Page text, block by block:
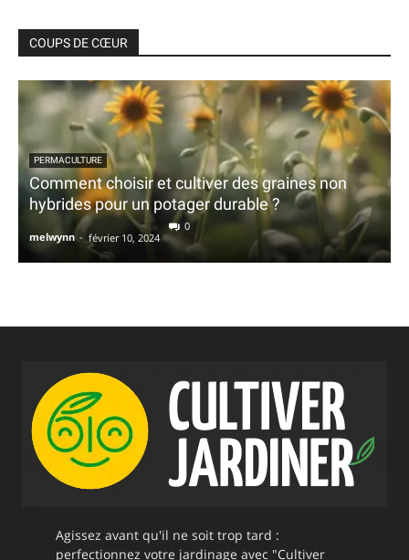
COUPS DE CŒUR
PERMACULTURE
Comment choisir et cultiver des graines non
hybrides pour un potager durable ?
melwynn - février 10, 2024
0
Agissez avant qu'il ne soit trop tard :
perfectionnez votre jardinage avec "Cultiver